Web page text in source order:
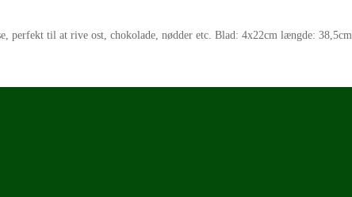
til at rive ost, chokolade, nødder etc. Blad: 4x22cm længde: 38,5cm